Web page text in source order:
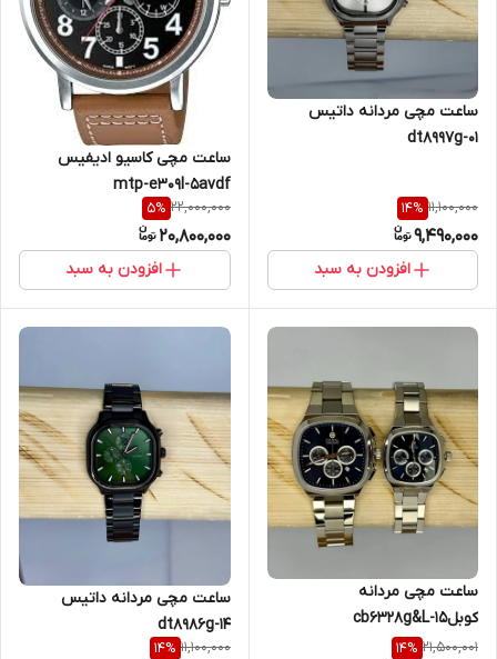
ساعت مچی مردانه داتیس
dt8997g-01
11,100,000
14%
9,490,000
افزودن به سبد
ساعت مچی کاسیو ادیفیس
mtp-e309l-5avdf
22,000,000
5%
20,800,000
افزودن به سبد
ساعت مچی مردانه
کوبلcb6328g&L-15
21,500,001
14%
ساعت مچی مردانه داتیس
dt8986g-14
11,100,000
14%